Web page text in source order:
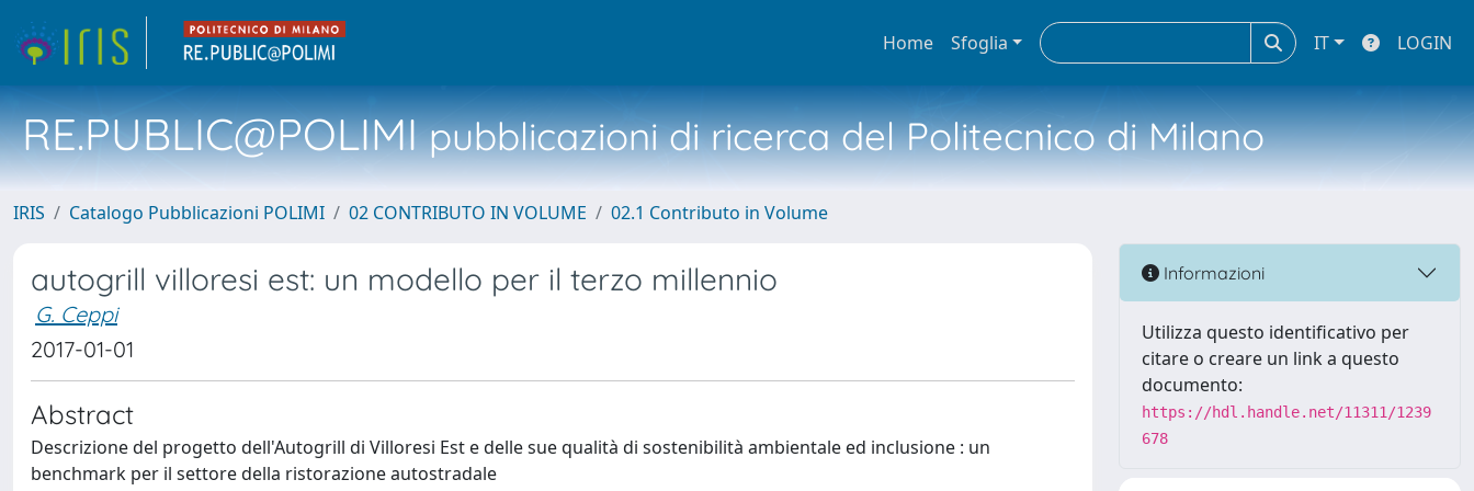
Home Sfoglia IT LOGIN
RE.PUBLIC@POLIMIpubblicazioni di ricerca del Politecnico di Milano
IRIS Catalogo Pubblicazioni POLIMI 02 CONTRIBUTO IN VOLUME 02.1 Contributo in Volume
autogrill villoresi est: un modello per il terzo millennio
G. Ceppi
2017-01-01
Abstract
Descrizione del progetto dell'Autogrill di Villoresi Est e delle sue qualità di sostenibilità ambientale ed inclusione : un
benchmark per il settore della ristorazione autostradale
Informazioni
Utilizza questo identificativo per
citare o creare un link a questo
documento:
https://hdl.handle.net/11311/1239
678